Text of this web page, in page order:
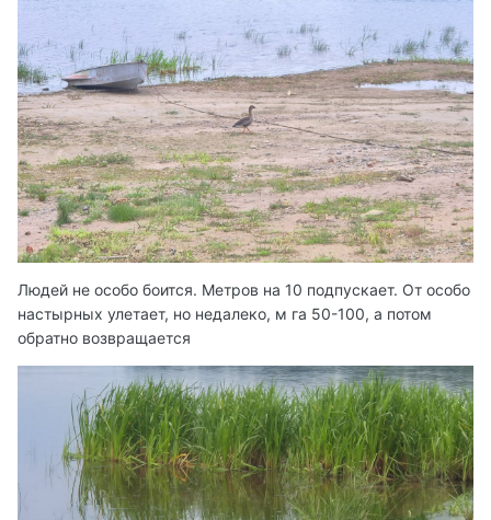
Людей не особо боится. Метров на 10 подпускает. От особо
настырных улетает, но недалеко, м га 50-100, а потом
обратно возвращается